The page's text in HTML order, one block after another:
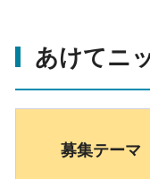
あけてニ
募集テーマ